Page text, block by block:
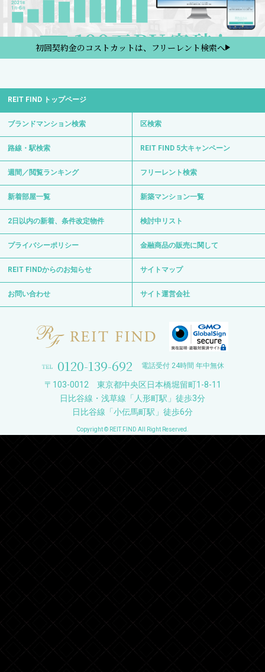
初回契約金のコストカットは、フリーレント検索へ
REIT FIND トップページ
ブランドマンション検索 区検索
路線・駅検索 REIT FIND 5大キャンペーン
週間／閲覧ランキング フリーレント検索
新着部屋一覧 新築マンション一覧
2日以内の新着、条件改定物件 検討中リスト
プライバシーポリシー 金融商品の販売に関して
REIT FINDからのお知らせ サイトマップ
お問い合わせ サイト運営会社
0120-139-692 電話受付 24時間 年中無休
〒103-0012 東京都中央区日本橋堀留町1-8-11
日比谷線・浅草線「人形町駅」徒歩3分
日比谷線「小伝馬町駅」徒歩6分
Copyright © REIT FIND All Right Reserved.